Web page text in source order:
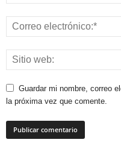
Guardar mi nombre, correo
la próxima vez que comente.